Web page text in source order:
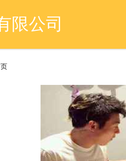
限公司